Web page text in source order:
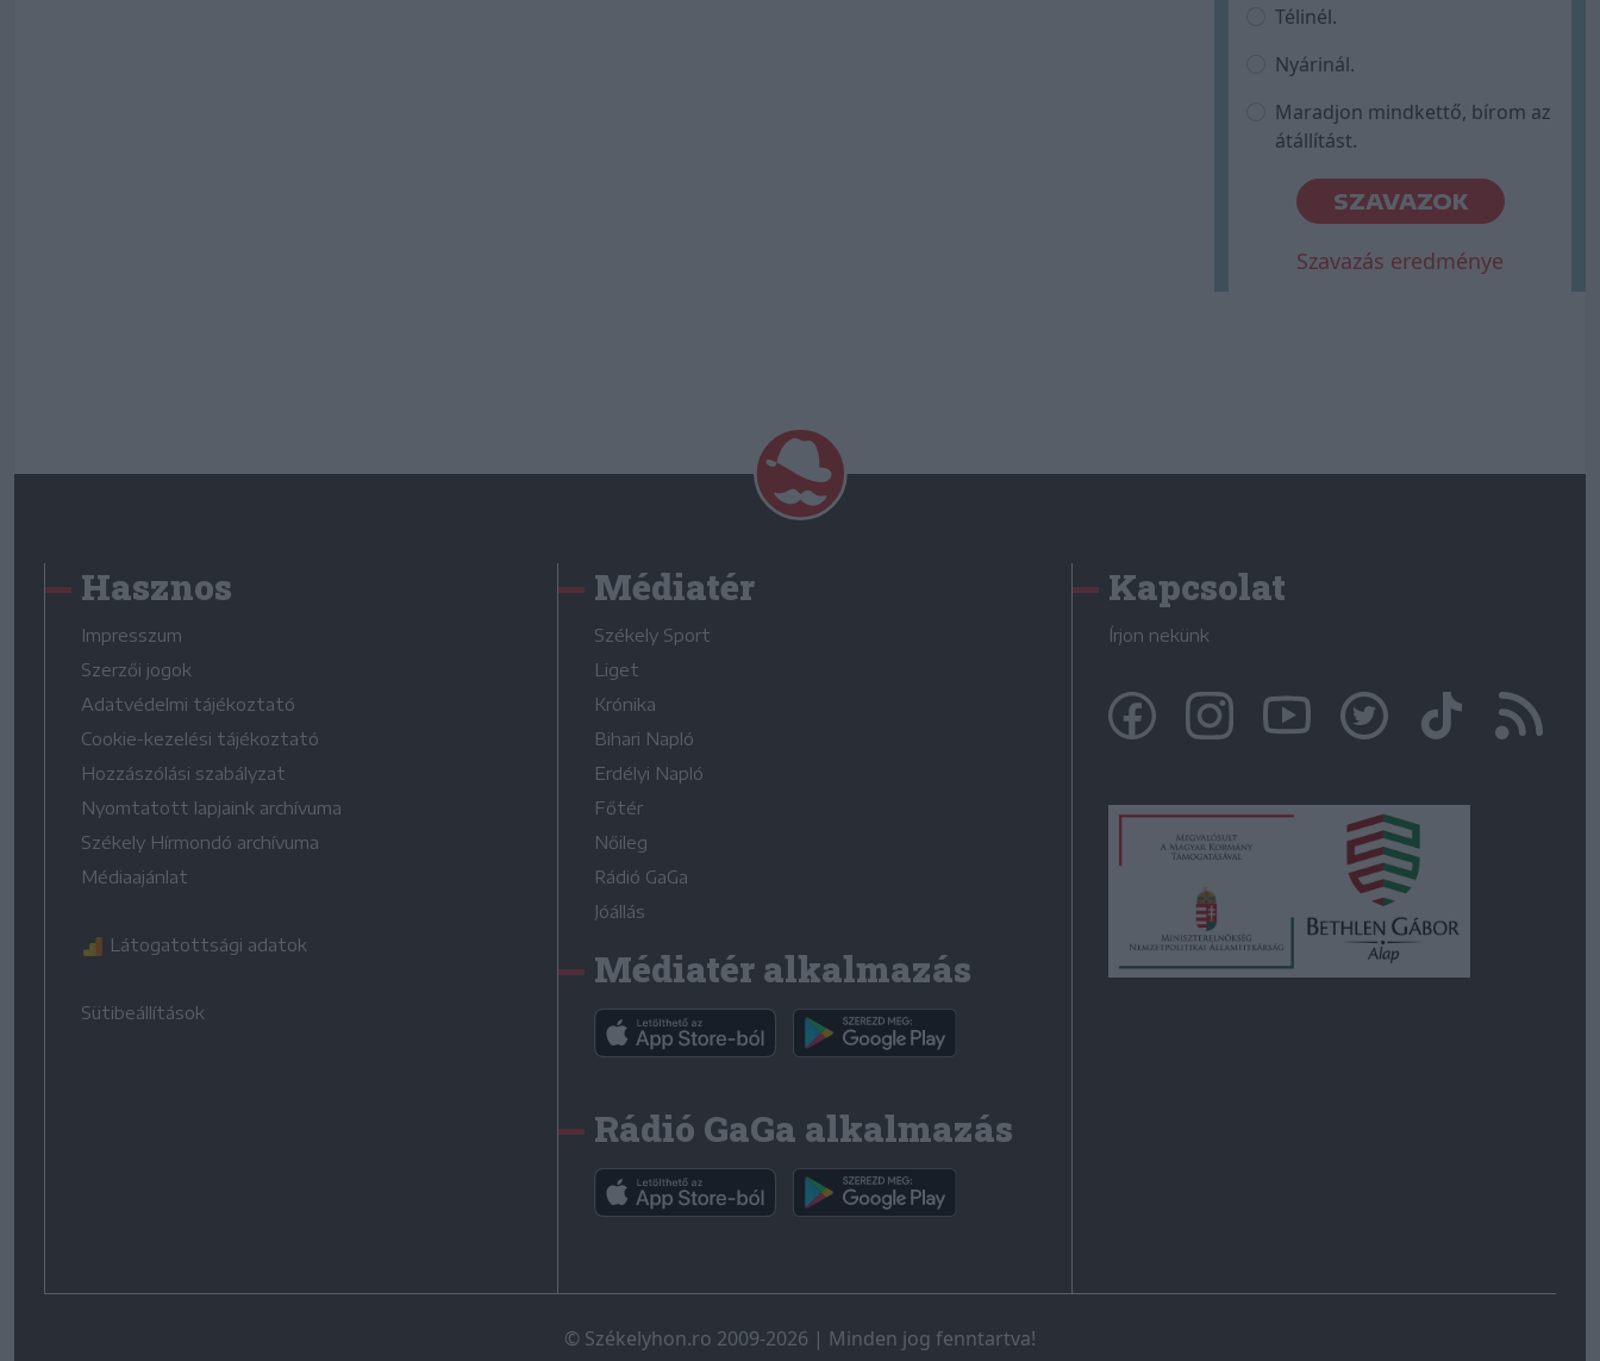
Télinél.
Nyárinál.
Maradjon mindkettő, bírom az
átállítást.
SZAVAZOK
Szavazás eredménye
Hasznos
Impresszum
Szerzői jogok
Adatvédelmi tájékoztató
Cookie-kezelési tájékoztató
Hozzászólási szabályzat
Nyomtatott lapjaink archívuma
Székely Hírmondó archívuma
Médiaajánlat
Látogatottsági adatok
Sütibeállítások
Médiatér
Székely Sport
Liget
Krónika
Bihari Napló
Erdélyi Napló
Főtér
Nőileg
Rádió GaGa
Jóállás
Médiatér alkalmazás
Rádió GaGa alkalmazás
Kapcsolat
Írjon nekünk
© Székelyhon.ro 2009-2026 | Minden jog fenntartva!